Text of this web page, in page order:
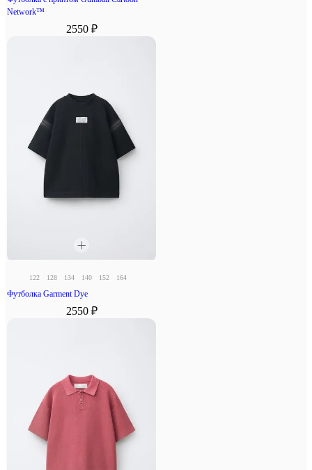
Network™
2550 ₽
122 128 134 140 152 164
Футболка Garment Dye
2550 ₽